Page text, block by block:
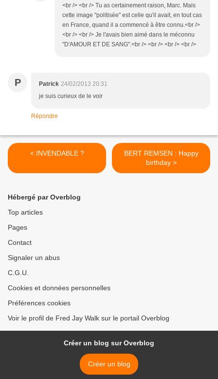
<br /> <br /> Tu as certainement raison, Marc. Mais
cette image "politisée" est celle qu'il avait, en tout cas
en France, quand il a commencé à être connu.<br />
<br /> <br /> Je l'avais bien aimé dans le méconnu
"D'AMOUR ET DE SANG".<br /> <br /> <br /> <br />
P Patrick 24/02/2013 20:31
je suis curieux de le voir
Répondre
< INVENDABLE ?
BERT REMSEN : Happy
birthday >
Hébergé par Overblog
Top articles
Pages
Contact
Signaler un abus
C.G.U.
Cookies et données personnelles
Préférences cookies
Voir le profil de Fred Jay Walk sur le portail Overblog
Créer un blog sur Overblog
Créer un blog